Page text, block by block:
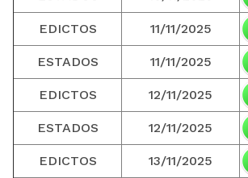
EDICTOS 11/11/2025
ESTADOS 11/11/2025
EDICTOS 12/11/2025
ESTADOS 12/11/2025
EDICTOS 13/11/2025